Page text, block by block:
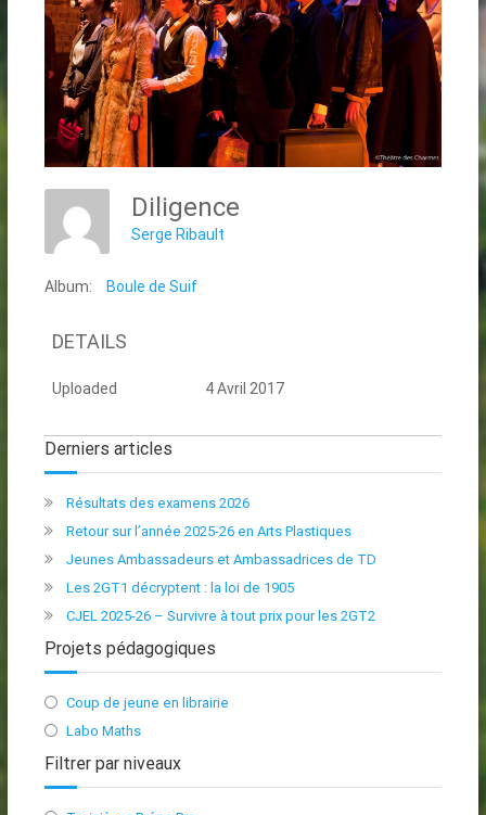
Diligence
Serge Ribault
Album: Boule de Suif
DETAILS
Uploaded 4 Avril 2017
Derniers articles
Résultats des examens 2026
Retour sur l’année 2025-26 en Arts Plastiques
Jeunes Ambassadeurs et Ambassadrices de TD
Les 2GT1 décryptent : la loi de 1905
CJEL 2025-26 – Survivre à tout prix pour les 2GT2
Projets pédagogiques
Coup de jeune en librairie
Labo Maths
Filtrer par niveaux